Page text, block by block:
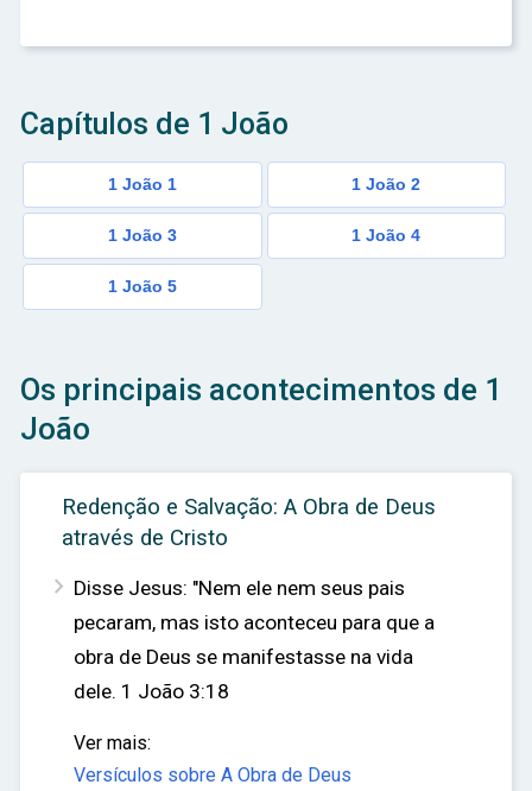
Capítulos de 1 João
1 João 1 1 João 2
1 João 3 1 João 4
1 João 5
Os principais acontecimentos de 1
João
Redenção e Salvação: A Obra de Deus
através de Cristo
 Disse Jesus: "Nem ele nem seus pais
pecaram, mas isto aconteceu para que a
obra de Deus se manifestasse na vida
dele. 1 João 3:18
Ver mais:
Versículos sobre A Obra de Deus